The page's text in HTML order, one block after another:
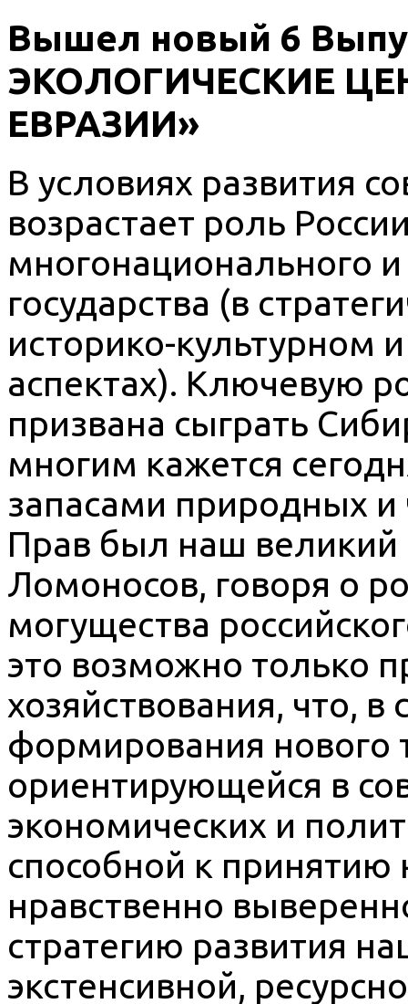
Вышел новый 6
ЭКОЛОГИЧЕСКИЕ
ЕВРАЗИИ»
В условиях развития
возрастает роль
многонационального
государства (в
историко-культурном
аспектах). Ключевую
призвана сыграть
многим кажется
запасами природных и
Прав был наш великий
Ломоносов, говоря о
могущества
это возможно только
хозяйствования, что,
формирования нового
ориентирующейся в
экономических и
способной к
нравственно
стратегию развития
экстенсивной,